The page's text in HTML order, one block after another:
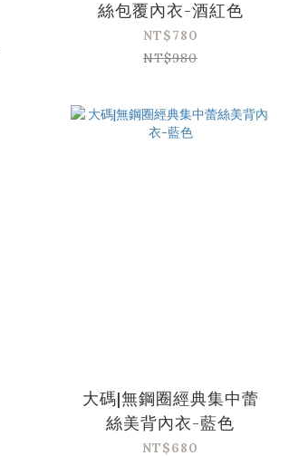
絲包覆內衣-酒紅色
NT$780
NT$980
大碼|無鋼圈經典集中蕾
絲美背內衣-藍色
NT$680